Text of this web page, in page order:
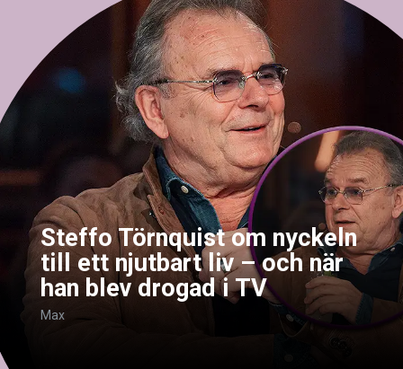
Steffo Törnquist om nyckeln
till ett njutbart liv – och när
han blev drogad i TV
Max